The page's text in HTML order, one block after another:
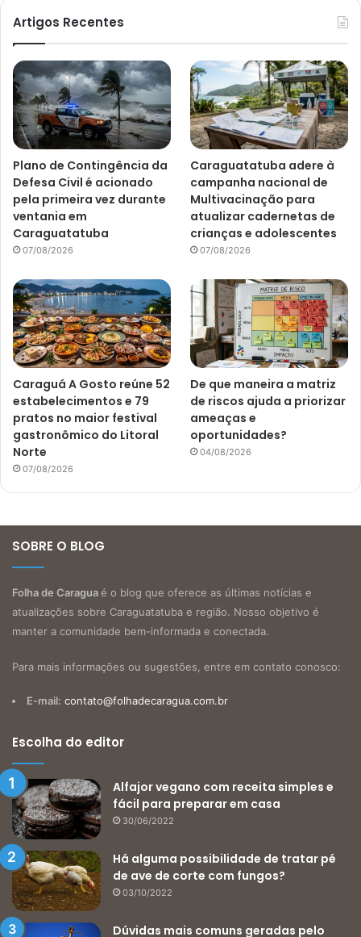
Artigos Recentes
Plano de Contingência da
Defesa Civil é acionado
pela primeira vez durante
ventania em
Caraguatatuba
07/08/2026
Caraguatatuba adere à
campanha nacional de
Multivacinação para
atualizar cadernetas de
crianças e adolescentes
07/08/2026
Caraguá A Gosto reúne 52
estabelecimentos e 79
pratos no maior festival
gastronômico do Litoral
Norte
07/08/2026
De que maneira a matriz
de riscos ajuda a priorizar
ameaças e
oportunidades?
04/08/2026
SOBRE O BLOG
Folha de Caraguaé o blog que oferece as últimas notícias e
atualizações sobre Caraguatatuba e região. Nosso objetivo é
manter a comunidade bem-informada e conectada.
Para mais informações ou sugestões, entre em contato conosco:
E-mail: contato@folhadecaragua.com.br
Escolha do editor
Alfajor vegano com receita simples e
fácil para preparar em casa
30/06/2022
Há alguma possibilidade de tratar pé
de ave de corte com fungos?
03/10/2022
Dúvidas mais comuns geradas pelo